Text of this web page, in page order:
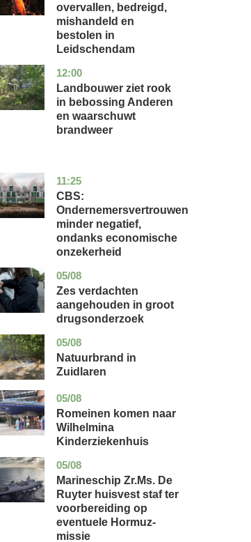
overvallen, bedreigd,
mishandeld en
bestolen in
Leidschendam
12:00
drenthe
nieuws
Landbouwer ziet rook
in bebossing Anderen
en waarschuwt
brandweer
11:25
zuid-
holland
economie
CBS:
Ondernemersvertrouwen
minder negatief,
ondanks economische
onzekerheid
05/08
zuid-
holland
nieuws
Zes verdachten
aangehouden in groot
drugsonderzoek
05/08
drenthe
nieuws
Natuurbrand in
Zuidlaren
05/08
utrecht
nieuws
Romeinen komen naar
Wilhelmina
Kinderziekenhuis
05/08
zuid-
holland
nieuws
Marineschip Zr.Ms. De
Ruyter huisvest staf ter
voorbereiding op
eventuele Hormuz-
missie